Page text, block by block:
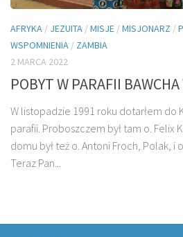
AFRYKA / JEZUITA /MISJE /MISJONARZ /
WSPOMNIENIA / ZAMBIA
2 MARCA 2022
POBYT W PARAFII
W listopadzie 1991 roku dotarłem do
parafii. Proboszczem był tam o. Felix
domu był też o. Antoni Froch, Polak, i
Teraz Pan...